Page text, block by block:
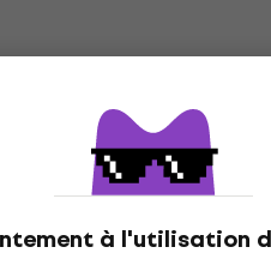
à l'utilisation